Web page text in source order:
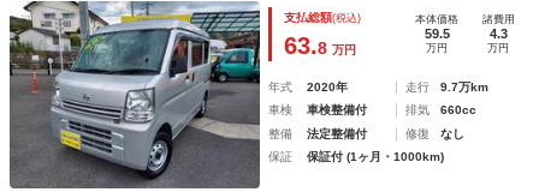
発進 ＥＴＣ 両側スライドドア キーレスエントリー
支払総額(税込)
63.8 万円
本体価格
59.5
万円
諸費用
4.3
万円
年式 2020年 走行
9.7万km
車検
車検整備付 排気
660cc
整備
法定整備付 修復
なし
保証
保証付 (1ヶ月・1000km)